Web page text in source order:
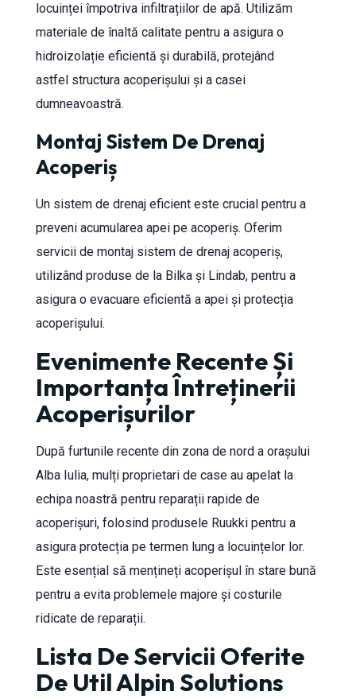
locuinței împotriva infiltrațiilor de apă. Utilizăm
materiale de înaltă calitate pentru a asigura o
hidroizolație eficientă și durabilă, protejând
astfel structura acoperișului și a casei
dumneavoastră.
Montaj Sistem De Drenaj
Acoperiș
Un sistem de drenaj eficient este crucial pentru a
preveni acumularea apei pe acoperiș. Oferim
servicii de montaj sistem de drenaj acoperiș,
utilizând produse de la Bilka și Lindab, pentru a
asigura o evacuare eficientă a apei și protecția
acoperișului.
Evenimente Recente Și
Importanța Întreținerii
Acoperișurilor
După furtunile recente din zona de nord a orașului
Alba Iulia, mulți proprietari de case au apelat la
echipa noastră pentru reparații rapide de
acoperișuri, folosind produsele Ruukki pentru a
asigura protecția pe termen lung a locuințelor lor.
Este esențial să mențineți acoperișul în stare bună
pentru a evita problemele majore și costurile
ridicate de reparații.
Lista De Servicii Oferite
De Util Alpin Solutions